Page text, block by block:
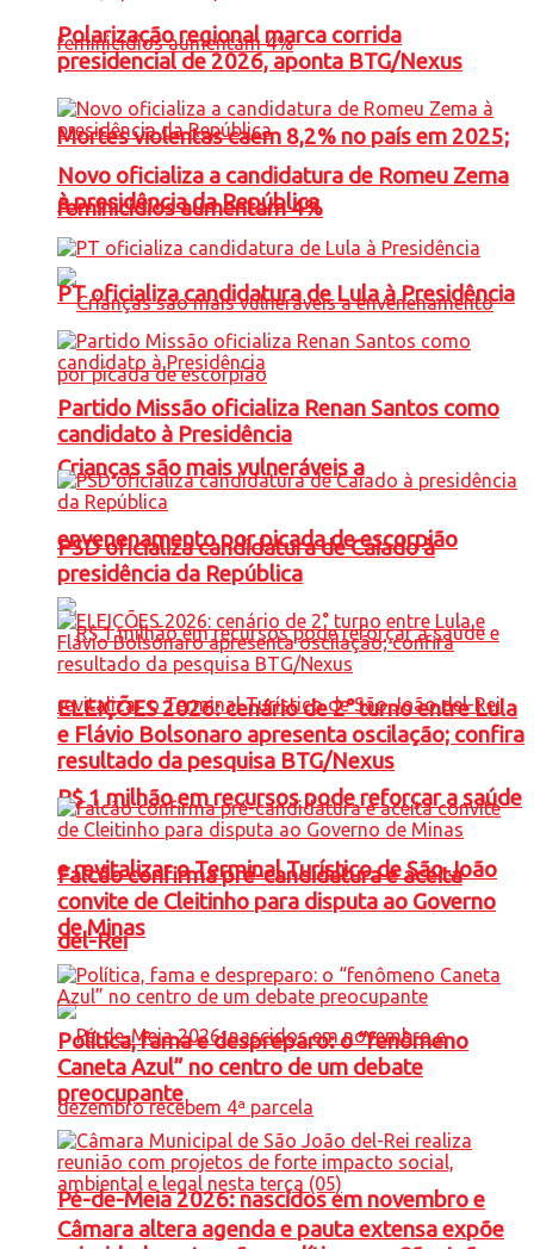
Mortes violentas caem 8,2% no país em 2025;
feminicídios aumentam 4%
Crianças são mais vulneráveis a
envenenamento por picada de escorpião
R$ 1 milhão em recursos pode reforçar a saúde
e revitalizar o Terminal Turístico de São João
del-Rei
Pé-de-Meia 2026: nascidos em novembro e
Polarização regional marca corrida
presidencial de 2026, aponta BTG/Nexus
Novo oficializa a candidatura de Romeu Zema
à presidência da República
PT oficializa candidatura de Lula à Presidência
Partido Missão oficializa Renan Santos como
candidato à Presidência
PSD oficializa candidatura de Caiado à
presidência da República
ELEIÇÕES 2026: cenário de 2° turno entre Lula
e Flávio Bolsonaro apresenta oscilação; confira
resultado da pesquisa BTG/Nexus
Falcão confirma pré-candidatura e aceita
convite de Cleitinho para disputa ao Governo
de Minas
Política, fama e despreparo: o “fenômeno
Caneta Azul” no centro de um debate
preocupante
Câmara altera agenda e pauta extensa expõe